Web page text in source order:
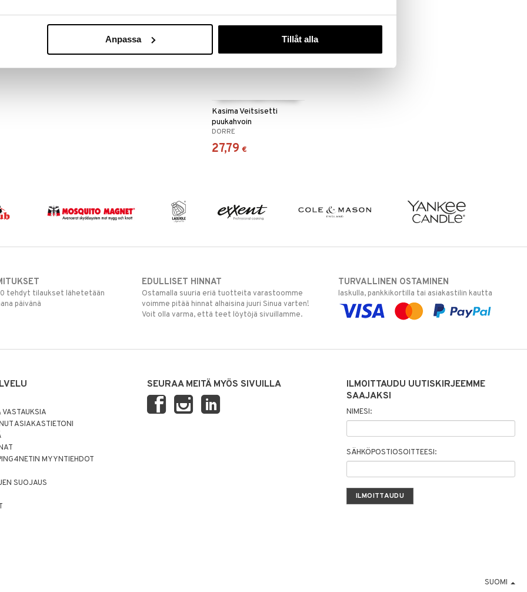
Anpassa Tillåt alla
Kasima Veitsisetti
puukahvoin
DORRE
27,79 €
tehdyt tilaukset lähetetään
päivänä
EDULLISET HINNAT
Ostamalla suuria eriä tuotteita varastoomme
voimme pitää hinnat alhaisina juuri Sinua varten!
Voit olla varma, että teet löytöjä sivuillamme.
TURVALLINEN OSTAMINEN
laskulla, pankkikortilla tai asiakastilin kautta
ASIAKASTIETONI
MYYNTIEHDOT
SUOJAUS
SEURAA MEITÄ MYÖS SIVUILLA
ILMOITTAUDU UUTISKIRJEEMME
SAAJAKSI
NIMESI:
SÄHKÖPOSTIOSOITTEESI:
SUOMI